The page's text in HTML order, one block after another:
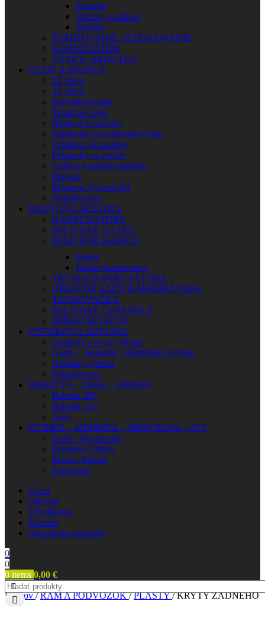
Remene
Valčeky variátora
Variátor
ŠTARTOVANIE / ZAPAĽOVANIE
KARBURÁTOR
ZÁTKY / SKRUTKY
OLEJE A MAZIVÁ
2T Oleje
4T Oleje
Prevodové oleje
Tlmičové oleje
Brzdové kvapaliny
Prípravky na vzduchové filtre
Chladiace kvapaliny
Prípravky na reťaze
Aditíva a motokozmetika
Magura
Motorex Výpredaj!!!
Príslušenstvo
PALIVOVÁ SÚSTAVA
KARBURÁTORY
PALIVOVÉ FILTRE
PALIVOVÉ HADICE
Spony
Hadice karburátora
TRYSKY KARBURÁTORA
OPRAVNÉ SADY KARBURÁTORA
TANKOVAČKY
PALIVOVÉ ČERPADLÁ
PRÍSLUŠENSTVO
VÝFUKOVÁ SÚSTAVA
Chrániče a kryty výfuku
Gumy – tesnenia – silentbloky výfuku
Objímky výfuku
Príslušenstvo
BABETTA – JAWA – SIMSON
Babetta 207
Babetta 210
Jawa
PITBIKE – MINIBIKE – MINICROSS – ATV
Duše / Pneumatiky
Riadenie / Brzdy
Motor / Pohon
Podvozok
Úvod
Obchod
Výrobcovia
Kontakt
Obuvnícke materiály
0
0
0 items 0,00 €
Domov/ RÁM A PODVOZOK/ PLASTY/ KRYTY ZADNÉHO